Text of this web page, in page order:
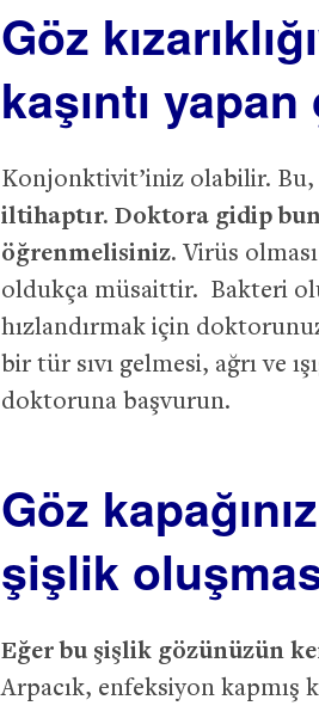
Göz
kaşıntı
Konjonktivit’iniz olabilir. Bu,
iltihaptır. Doktora gidip
öğrenmelisiniz. Virüs
oldukça müsaittir. Bakteri
hızlandırmak için
bir tür sıvı gelmesi, ağrı ve
doktoruna başvurun.
Göz
şişlik
Eğer bu şişlik gözünüzün
Arpacık, enfeksiyon